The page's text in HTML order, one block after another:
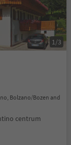
1/3
Bolzano/Bozen and
centrum